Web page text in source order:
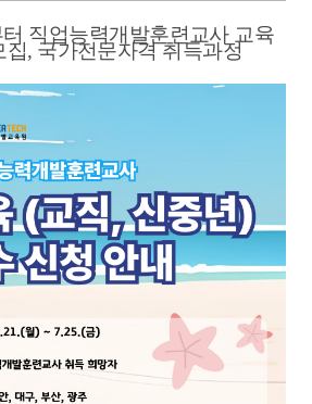
직업능력개발훈련교사 교육
집, 국가전문자격 취득과정